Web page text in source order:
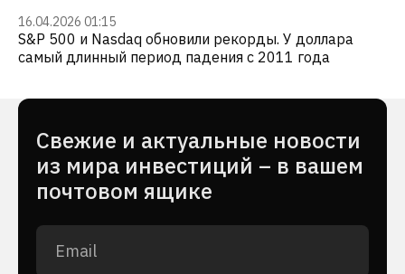
16.04.2026 01:15
S&P 500 и Nasdaq обновили рекорды. У доллара
самый длинный период падения с 2011 года
Cвежие и актуальные новости
из мира инвестиций – в вашем
почтовом ящике